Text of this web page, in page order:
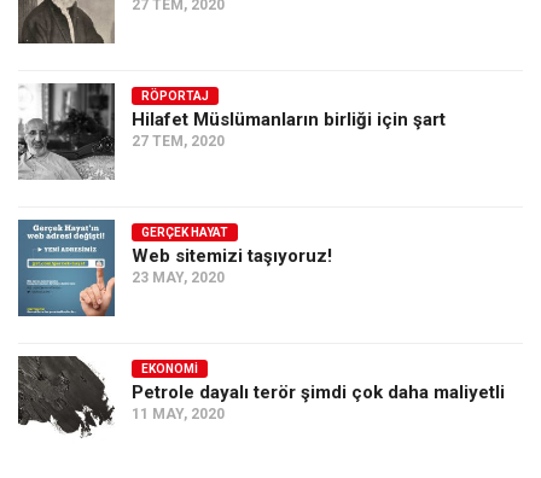
27 TEM, 2020
RÖPORTAJ
Hilafet Müslümanların birliği için şart
27 TEM, 2020
GERÇEK HAYAT
Web sitemizi taşıyoruz!
23 MAY, 2020
EKONOMI
Petrole dayalı terör şimdi çok daha maliyetli
11 MAY, 2020